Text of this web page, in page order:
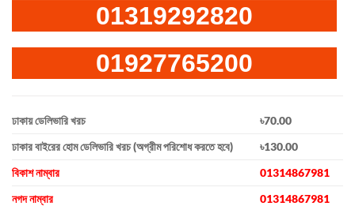
01319292820
01927765200
ঢাকায় ডেলিভারি খরচ
৳70.00
ঢাকার বাইরের হোম ডেলিভারি খরচ (অগ্রীম পরিশোধ করতে হবে)
৳130.00
বিকাশ নাম্বার
01314867981
নগদ নাম্বার
01314867981